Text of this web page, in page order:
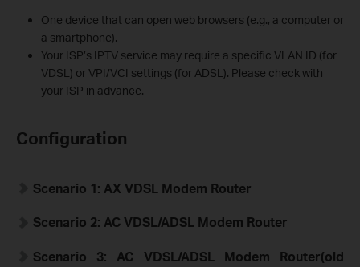
One device that can open web browsers (e.g., a computer or
a smartphone).
Your ISP’s IPTV service may require a specific VLAN ID (for
VDSL) or VPI/VCI settings (for ADSL). Please check with
your ISP in advance.
Configuration
Scenario 1: AX VDSL Modem Router
Scenario 2: AC VDSL/ADSL Modem Router
Scenario 3: AC VDSL/ADSL Modem Router(old